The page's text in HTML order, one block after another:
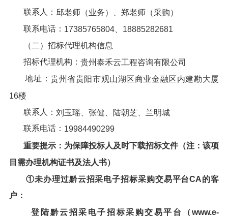
联系人： 邱老师（业务）、郑老师（采购）
联系电话： 17385765804、18885282681
（二）招标代理机构信息
招标代理机构： 贵州泰禾云工程咨询有限公司
地址：贵州省贵阳市观山湖区商业金融区内建勘大厦
16楼
联系人： 刘玉瑶、张健、 陆朝芝、兰明城
联系电话： 19984490299
重要提示：为保障投标人及时下载招标文件（注：该项
目需办理机构证书及法人书）
①未办理过黔云招采电子招标采购交易平台CA的客
户：
登陆黔云招采电子招标采购交易平台 （www.e-